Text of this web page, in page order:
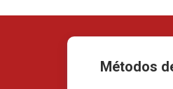
Métodos